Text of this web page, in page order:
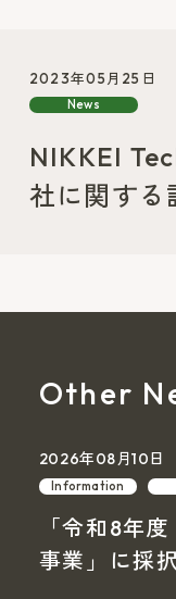
2023年05月25日
News
NIKKEI
社に関する
Other
2026年08月10日
Information
「令和8年
事業」に採